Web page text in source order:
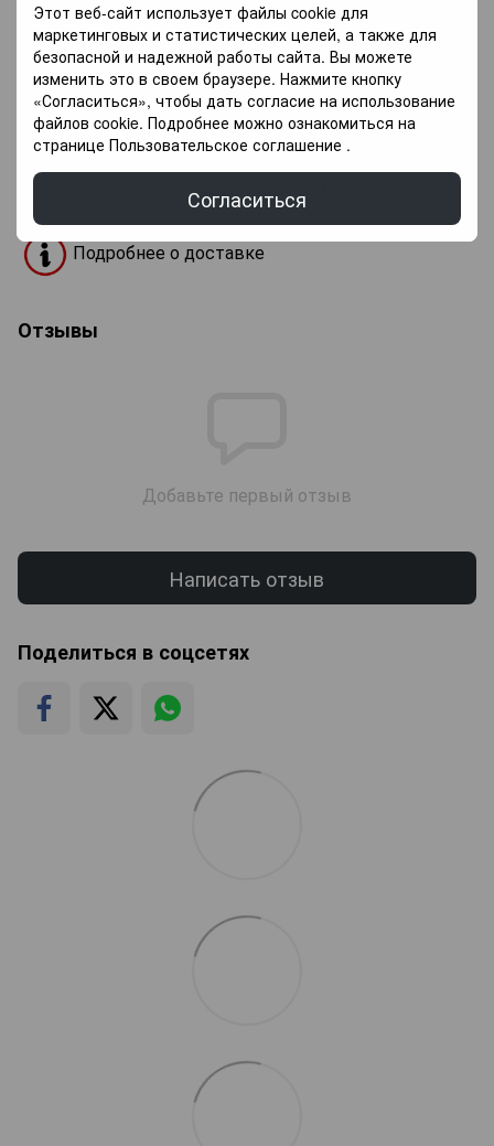
Этот веб-сайт использует файлы cookie для
маркетинговых и статистических целей, а также для
безопасной и надежной работы сайта. Вы можете
изменить это в своем браузере. Нажмите кнопку
«Согласиться», чтобы дать согласие на использование
файлов cookie. Подробнее можно ознакомиться на
странице Пользовательское соглашение .
Согласиться
Доставка Оплата Гарантия
«Новой почтой» по Украине —По тарифам
новой почты.
Курьером по Киеву — от
Подробнее о доставке
Отзывы
Добавьте первый отзыв
Написать отзыв
Поделиться в соцсетях